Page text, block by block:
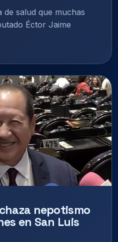
de salud que muchas
Éctor Jaime
nepotismo
en San Luis